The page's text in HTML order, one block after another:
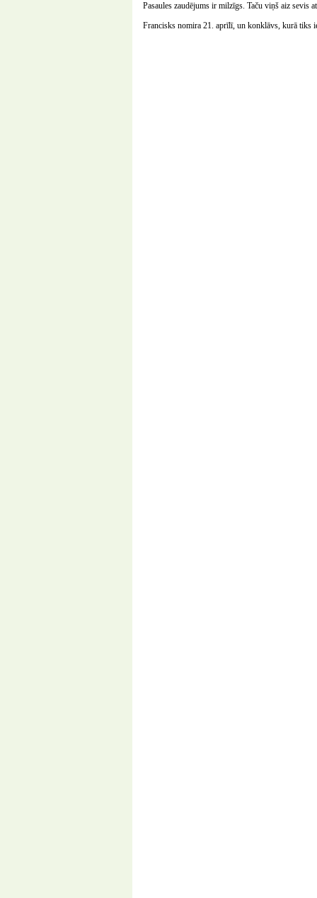
Pasaules zaudējums ir milzīgs. Taču viņš aiz sevis
Francisks nomira 21. aprīlī, un konklāvs, kurā tiks